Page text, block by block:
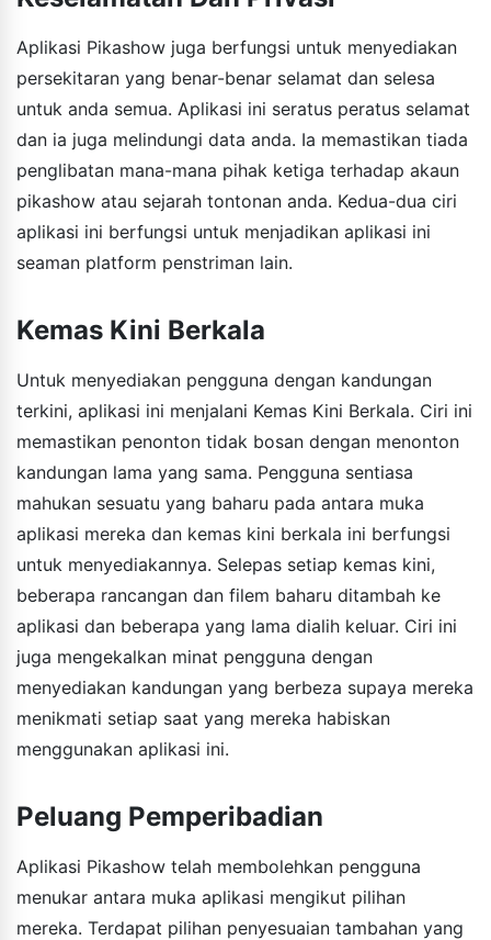
Aplikasi Pikashow juga berfungsi untuk menyediakan
persekitaran yang benar-benar selamat dan selesa
untuk anda semua. Aplikasi ini seratus peratus selamat
dan ia juga melindungi data anda. Ia memastikan tiada
penglibatan mana-mana pihak ketiga terhadap akaun
pikashow atau sejarah tontonan anda. Kedua-dua ciri
aplikasi ini berfungsi untuk menjadikan aplikasi ini
seaman platform penstriman lain.
Kemas Kini Berkala
Untuk menyediakan pengguna dengan kandungan
terkini, aplikasi ini menjalani Kemas Kini Berkala. Ciri ini
memastikan penonton tidak bosan dengan menonton
kandungan lama yang sama. Pengguna sentiasa
mahukan sesuatu yang baharu pada antara muka
aplikasi mereka dan kemas kini berkala ini berfungsi
untuk menyediakannya. Selepas setiap kemas kini,
beberapa rancangan dan filem baharu ditambah ke
aplikasi dan beberapa yang lama dialih keluar. Ciri ini
juga mengekalkan minat pengguna dengan
menyediakan kandungan yang berbeza supaya mereka
menikmati setiap saat yang mereka habiskan
menggunakan aplikasi ini.
Peluang Pemperibadian
Aplikasi Pikashow telah membolehkan pengguna
menukar antara muka aplikasi mengikut pilihan
mereka. Terdapat pilihan penyesuaian tambahan yang